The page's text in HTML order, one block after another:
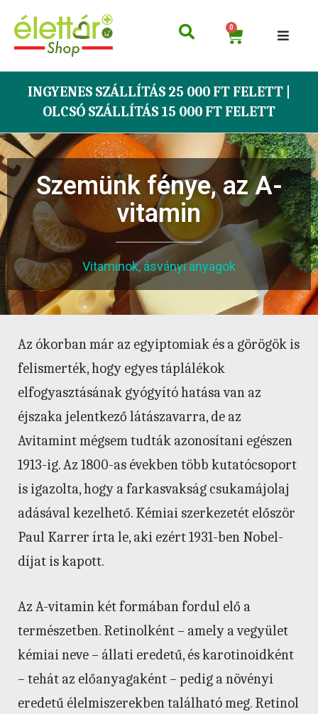
0
INGYENES SZÁLLÍTÁS 25 000 FT FELETT |
OLCSÓ SZÁLLÍTÁS 15 000 FT FELETT
Szemünk fénye, az A-
vitamin
Vitaminok, ásványi anyagok
Az ókorban már az egyiptomiak és a görögök is
felismerték, hogy egyes táplálékok
elfogyasztásának gyógyító hatása van az
éjszaka jelentkező látászavarra, de az
Avitamint mégsem tudták azonosítani egészen
1913-ig. Az 1800-as években több kutatócsoport
is igazolta, hogy a farkasvakság csukamájolaj
adásával kezelhető. Kémiai szerkezetét először
Paul Karrer írta le, aki ezért 1931-ben Nobel-
díjat is kapott.
Az A-vitamin két formában fordul elő a
természetben. Retinolként – amely a vegyület
kémiai neve – állati eredetű, és karotinoidként
– tehát az előanyagaként – pedig a növényi
eredetű élelmiszerekben található meg. Retinol